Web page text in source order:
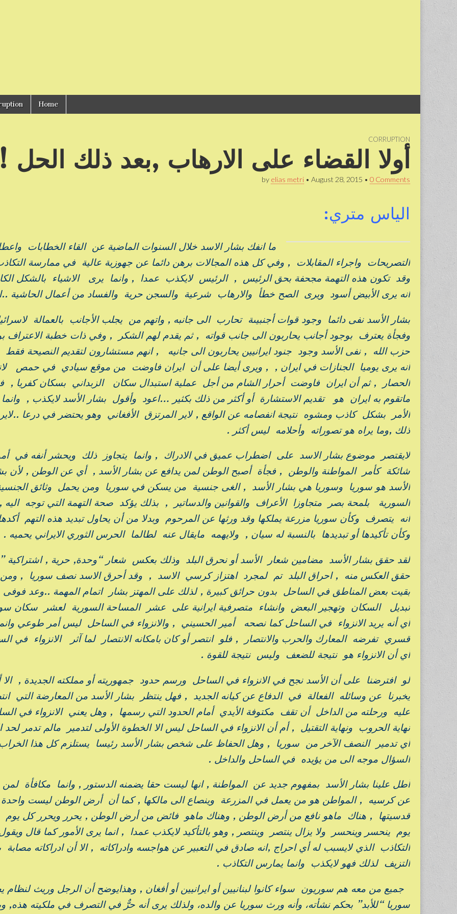
menu
Home
CORRUPTION
أولا القضاء على الارهاب ,بعد ذلك الحل
by elias metri • August 28, 2015 • 0 Comments
الياس متري:
ما انفك بشار الاسد خلال السنوات الماضية عن القاء الخطابات
التصريحات واجراء المقابلات , وفي كل هذه المجالات برهن دائما عن جهوزية عالية في ممارسة
وقد تكون هذه التهمة مجحفة بحق الرئيس , الرئيس لايكذب عمدا , وانما يرى الاشياء بالشكل
انه يرى الأبيض أسود ويرى الصح خطأ والارهاب شرعية والسجن حرية والفساد من أعمال الحاشية
بشار الأسد نفى دائما وجود قوات أجنبيىة تحارب الى جانبه , واتهم من يجلب الأجانب بالعمالة
وفجأة يعترف بوجود أجانب يحاربون الى جانب قواته , ثم يقدم لهم الشكر , وفي ذات خطبة الاعتراف
حزب الله , نفى الأسد وجود جنود ايرانيين يحاربون الى جانيه , انهم مستشارون لتقديم النصيحة
أنه يرى يوميا الجنازات في ايران , , ويرى أيضا على أن ايران فاوضت من موقع سيادي في حمص
الحصار , ثم أن ايران فاوضت أحرار الشام من أجل عملية استبدال سكان الزبداني بسكان كفريا ,
ماتقوم به ايران هو تقديم الاستشارة أو أكثر من ذلك بكثير …اعود وأقول بشار الأسد لايكذب ,
الأمر بشكل كاذب ومشوه نتيجة انفصامه عن الواقع , لاير المرتزق الأفغاني وهو يحتضر في درعا
ذلك ,وما يراه هو تصوراته وأحلامه ليس أكثر .
لايقتصر موضوع بشار الاسد على اضطراب عميق في الادراك , وانما يتجاوز ذلك ويحشر أنفه في
شائكة كأمر المواطنة والوطن , فجأة أصبح الوطن لمن يدافع عن بشار الأسد , أي عن الوطن , لأن
الأسد هو سوريا وسوريا هي بشار الأسد , الغى جنسية من يسكن في سوريا ومن يحمل وثائق
السورية بلمحة بصر متجاوزا الأعراف والقوانين والدساتير , بذلك يؤكد صحة التهمة التي توجه
أنه يتصرف وكأن سوريا مزرعة يملكها وقد ورثها عن المرحوم وبدلا من أن يحاول تبديد هذه التهم
وكأن تأكيدها أو تبديدها بالنسبة له سيان , ولايهمه مايقال عنه لطالما الحرس الثوري الايراني يحميه .
لقد حقق بشار الأسد مضامين شعار الأسد أو نحرق البلد وذلك بعكس شعار “وحدة, حرية ,
حقق العكس منه , احراق البلد تم لمجرد اهتزاز كرسي الاسد , وقد أحرق الاسد نصف سوريا , ومن
بقيت بعض المناطق في الساحل بدون حرائق كبيرة , لذلك على المهتز بشار اتمام المهمة ..وعد فوفى
تبديل السكان وتهجير البعض وانشاء متصرفية ايرانية على عشر المساحة السورية لعشر سكان
أي أنه يريد الانزواء في الساحل كما نصحه أمير الحسيني , والانزواء في الساحل ليس أمر طوعي
قسري تفرضه المعارك والحرب والانتصار , فلو انتصر أو كان بامكانه الانتصار لما آثر الانزواء في
أي أن الانزواء هو نتيجة للضعف وليس نتيجة للقوة .
لو افترضنا على أن الأسد نجح في الانزواء في الساحل ورسم حدود جمهوريته أو مملكته الجديدة , الا
يخبرنا عن وسائله الفعالة في الدفاع عن كيانه الجديد , فهل ينتظر بشار الأسد من المعارضة التي
عليه ورحلته من الداخل أن تقف مكتوفة الأيدي أمام الحدود التي رسمها , وهل يعني الانزواء في
نهاية الحروب ونهاية التقتيل , أم أن الانزواء في الساحل ليس الا الخطوة الأولى لتدمير مالم تدمر لحد
أي تدمير النصف الآخر من سوريا , وهل الحفاظ على شخص بشار الأسد رئيسا يستلزم كل هذا
السؤال موجه الى من يؤيده في الساحل والداخل .
أطل علينا بشار الأسد بمفهوم جديد عن المواطنة , انها ليست حقا يضمنه الدستور , وانما مكافأة لمن
عن كرسيه , المواطن هو من يعمل في المزرعة وينصاع الى مالكها , كما أن أرض الوطن ليست
قدسيتها , هناك ماهو نافع من أرض الوطن , وهناك ماهو فائض من أرض الوطن , يحرر ويحرر كل
يوم ينحسر وينحسر ولا يزال ينتصر وينتصر , وهو بالتأكيد لايكذب عمدا , انما يرى الأمور كما قال
التكاذب الذي لايسبب له أي احراج ,انه صادق في التعبير عن هواجسه وادراكاته , الا أن ادراكاته
التزيف لذلك فهو لايكذب وانما يمارس التكاذب .
جميع من معه هم سوريون سواء كانوا لبنانيين أو ايرانيين أو أفغان , وهذايوضح أن الرجل وريث لنظام
سوريا “للأبد” بحكم نشأته، وأنه ورث سوريا عن والده، ولذلك يرى أنه حرٌّ في التصرف في ملكيته هذه,